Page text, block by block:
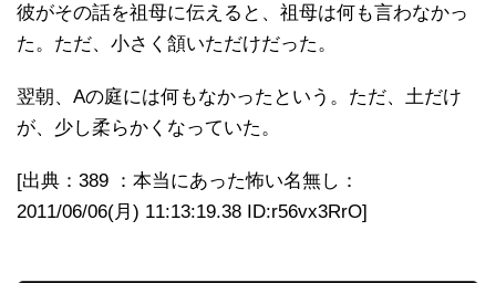
彼がその話を祖母に伝えると、祖母は何も言わなかっ
た。ただ、小さく頷いただけだった。
翌朝、Aの庭には何もなかったという。ただ、土だけ
が、少し柔らかくなっていた。
[出典：389 ：本当にあった怖い名無し：
2011/06/06(月) 11:13:19.38 ID:r56vx3RrO]